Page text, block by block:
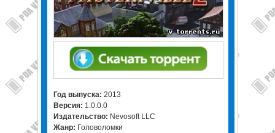
Год выпуска: 2013
Версия: 1.0.0.0
Издательство: Nevosoft LLC
Жанр: Головоломки